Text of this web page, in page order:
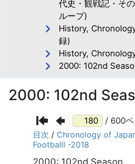
代史・観戦記・そ
ループ)
History,
録)
History,
2000: 102nd
2000: 102nd
/ 600